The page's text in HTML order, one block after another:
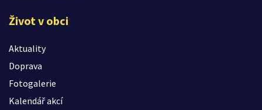
Život v obci
Aktuality
Doprava
Fotogalerie
Kalendář akcí